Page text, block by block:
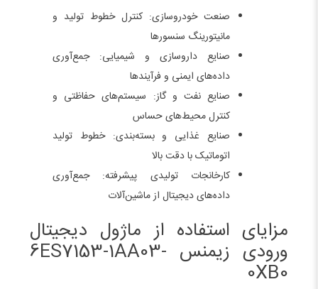
صنعت خودروسازی: کنترل خطوط تولید و
مانیتورینگ سنسورها
صنایع داروسازی و شیمیایی: جمع‌آوری
داده‌های ایمنی و فرآیندها
صنایع نفت و گاز: سیستم‌های حفاظتی و
کنترل محیط‌های حساس
صنایع غذایی و بسته‌بندی: خطوط تولید
اتوماتیک با دقت بالا
کارخانجات تولیدی پیشرفته: جمع‌آوری
داده‌های دیجیتال از ماشین‌آلات
مزایای استفاده از ماژول دیجیتال
ورودی زیمنس 6ES7153-1AA03-
0XB0